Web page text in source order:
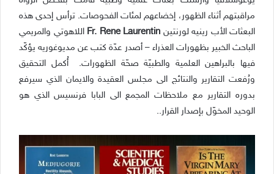
مراقبتهم أثناء الظهور، إخضاعهم لمئات الفحوصات. ترأس إحدى هذه
البعثات الأب رينيه لورنتين Fr. Rene Laurentin اللاهوتي والمريمي
الباحث الخبير بظهورات العذراء – أصدر عدّة كتب عن مديوغوريه يؤكّد
فيها بالبراهين العلمية والطبيّة صحّة الظهورات. أُكمل التحقيق
ورُفعت التقارير والنتائج الى مجلس العقيدة والايمان الذي سيرفع
بدوره التقارير مع ملاحظات المجمع الى البابا فرنسيس الذي هو
الوحيد المخوّل بإصدار القرار..